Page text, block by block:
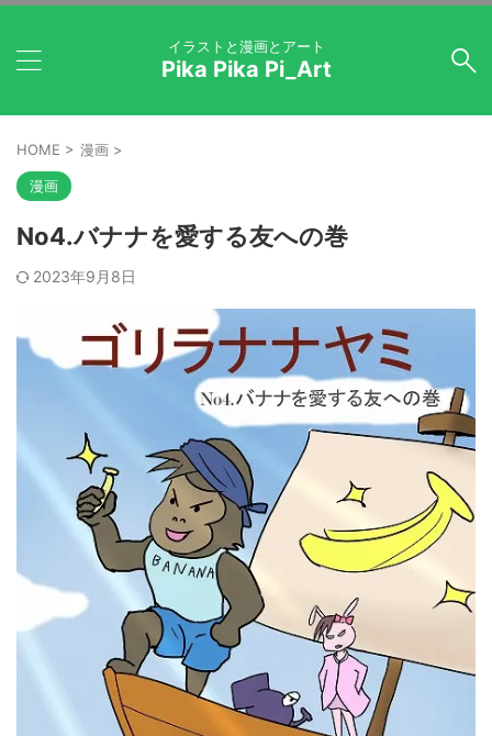
イラストと漫画とアート
Pika Pika Pi_Art
HOME > 漫画 >
漫画
No4.バナナを愛する友への巻
2023年9月8日